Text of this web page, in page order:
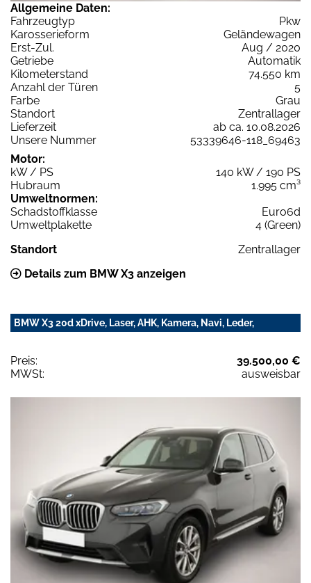
Allgemeine Daten:
Fahrzeugtyp
Pkw
Karosserieform
Geländewagen
Erst-Zul.
Aug / 2020
Getriebe
Automatik
Kilometerstand
74.550 km
Anzahl der Türen
5
Farbe
Grau
Standort
Zentrallager
Lieferzeit
ab ca. 10.08.2026
Unsere Nummer
53339646-118_69463
Motor:
kW / PS
140 kW / 190 PS
Hubraum
1.995 cm³
Umweltnormen:
Schadstoffklasse
Euro6d
Umweltplakette
4 (Green)
Standort
Zentrallager
Details zum BMW X3 anzeigen
BMW X3 20d xDrive, Laser, AHK, Kamera, Navi, Leder,
Preis:
39.500,00 €
MWSt:
ausweisbar